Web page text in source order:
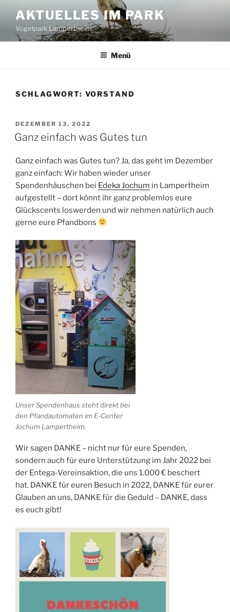
Inhalt
springen
AKTUELLES IM PARK
Vogelpark Lampertheim
Menü
SCHLAGWORT: VORSTAND
VERÖFFENTLICHT
AM
DEZEMBER 13, 2022
Ganz einfach was Gutes tun
Ganz einfach was Gutes tun? Ja, das geht im Dezember
ganz einfach: Wir haben wieder unser
Spendenhäuschen bei Edeka Jochum in Lampertheim
aufgestellt – dort könnt ihr ganz problemlos eure
Glückscents loswerden und wir nehmen natürlich auch
gerne eure Pfandbons
Unser Spendenhaus steht direkt bei
den Pfandautomaten im E-Center
Jochum Lampertheim.
Wir sagen DANKE – nicht nur für eure Spenden,
sondern auch für eure Unterstützung im Jahr 2022 bei
der Entega-Vereinsaktion, die uns 1.000 € beschert
hat. DANKE für euren Besuch in 2022, DANKE für eurer
Glauben an uns, DANKE für die Geduld – DANKE, dass
es euch gibt!